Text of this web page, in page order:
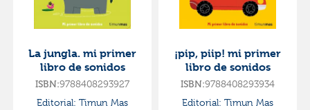
La jungla. mi primer
libro de sonidos
ISBN:9788408293927
Editorial: Timun Mas
¡pip, piip! mi primer
libro de sonidos
ISBN:9788408293934
Editorial: Timun Mas